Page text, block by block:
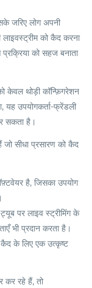
जरिए लोग अपनी
को कैद करना
को सहज बनाता
थोड़ी कॉन्फ़िगरेशन
उपयोगकर्ता-फ्रेंडली
सकता है।
जो सीधा प्रसारण को कैद
है, जिसका उपयोग
पर लाइव स्ट्रीमिंग के
भी प्रदान करता है।
के लिए एक उत्कृष्ट
कर रहे हैं, तो